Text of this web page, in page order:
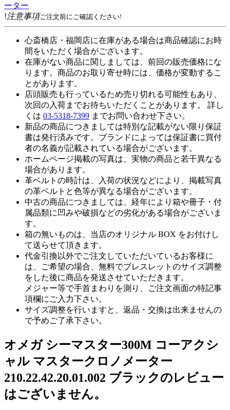
ーター
!注意事項ご注文前にご確認ください!
心斎橋店・福岡店に在庫がある場合は商品確認にお時
間をいただく場合がございます。
在庫がない商品に関しましては、前回の販売価格にな
ります。商品のお取り寄せ時には、価格が変動するこ
とがあります。
店頭販売も行っているため売り切れる可能性もあり、
次回の入荷までお待ちいただくことがあります。 詳し
くは 03-5318-7399 までお問い合わせ下さい。
新品の商品につきましては特別な記載がない限り保証
書は発行済みです。ブランドによっては保証書に買付
者の名義が記載されている場合がございます。
ホームページ掲載の写真は、実物の商品と若干異なる
場合があります。
革ベルトの時計は、入荷の状況などにより、掲載写真
の革ベルトと色等が異なる場合がございます。
中古の商品につきましては、経年により箱や冊子・付
属品類に凹みや破損などの劣化がある場合がございま
す。
箱の無いものは、当店のオリジナル BOX をお付けし
て送らせて頂きます。
代金引換以外でご注文していただいているお客様に
は、ご希望の場合、無料でブレスレットのサイズ調整
をした後に商品を発送させていただきます。
メジャー等で手首まわりを測り、ご注文画面の特記事
項欄にご入力下さい。
サイズ調整を行いますと、返品・交換は出来ませんの
で予めご了承下さい。
オメガ シーマスター300M コーアクシ
ャル マスタークロノメーター
210.22.42.20.01.002 ブラックのレビュー
はございません。